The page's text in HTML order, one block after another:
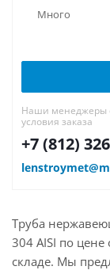
Много
Наши менеджеры
условия заказа
+7 (812)
Труба
304 AISI по
складе. Мы